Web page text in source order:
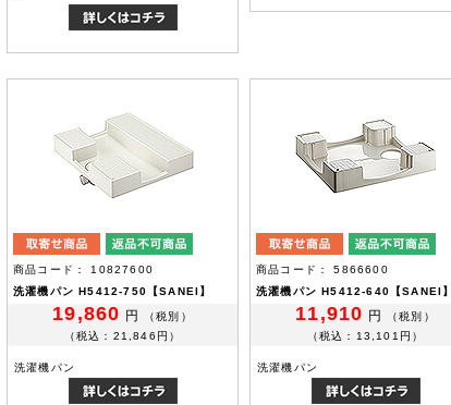
商品コード： 10827600
洗濯機パン H5412-750【SANEI】
19,860 円
（税別）
（税込：21,846円）
洗濯機パン
商品コード： 5866600
洗濯機パン H5412-640【SANEI】
11,910 円
（税別）
（税込：13,101円）
洗濯機パン